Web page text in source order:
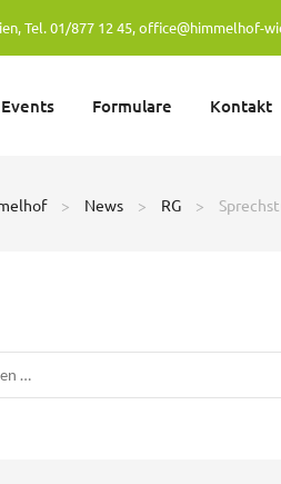
Tel. 01/877 12 45,office@himmelhof-
Events Formulare Kontakt
> News > RG >